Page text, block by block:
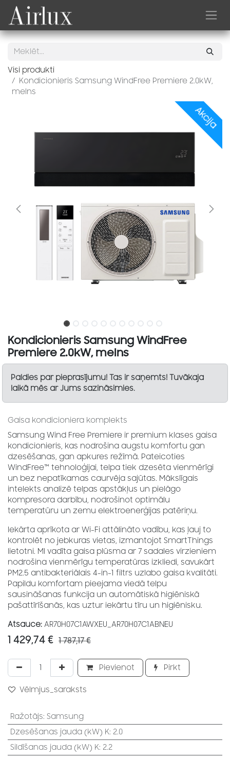
Skip to Content
Visi produkti
Kondicionieris Samsung WindFree Premiere 2.0kW,
melns
Akcija
Kondicionieris Samsung WindFree
Premiere 2.0kW, melns
Paldies par pieprasījumu! Tas ir saņemts! Tuvākaja
laikā mēs ar Jums sazināsimies.
Gaisa kondicioniera komplekts
Samsung Wind Free Premiere ir premium klases gaisa
kondicionieris, kas nodrošina augstu komfortu gan
dzesēšanas, gan apkures režīmā. Pateicoties
WindFree™ tehnoloģijai, telpa tiek dzesēta vienmērīgi
un bez nepatīkamas caurvēja sajūtas. Mākslīgais
intelekts analizē telpas apstākļus un pielāgo
kompresora darbību, nodrošinot optimālu
temperatūru un zemu elektroenerģijas patēriņu.
Iekārta aprīkota ar Wi-Fi attālināto vadību, kas ļauj to
kontrolēt no jebkuras vietas, izmantojot SmartThings
lietotni. MI vadīta gaisa plūsma ar 7 sadales virzieniem
nodrošina vienmērīgu temperatūras izkliedi, savukārt
PM2.5 antibakteriālais 4-in-1 filtrs uzlabo gaisa kvalitāti.
Papildu komfortam pieejama viedā telpu
sausināšanas funkcija un automātiskā higiēniskā
pašattīrīšanās, kas uztur iekārtu tīru un higiēnisku.
Atsauce: AR70H07C1AWXEU_AR70H07C1ABNEU
1 429,74 € 1 787,17€
Pievienot Pirkt
Vēlmjus_saraksts
Ražotājs: Samsung
Dzesēšanas jauda (kW) K: 2.0
Sildīšanas jauda (kW) K: 2.2